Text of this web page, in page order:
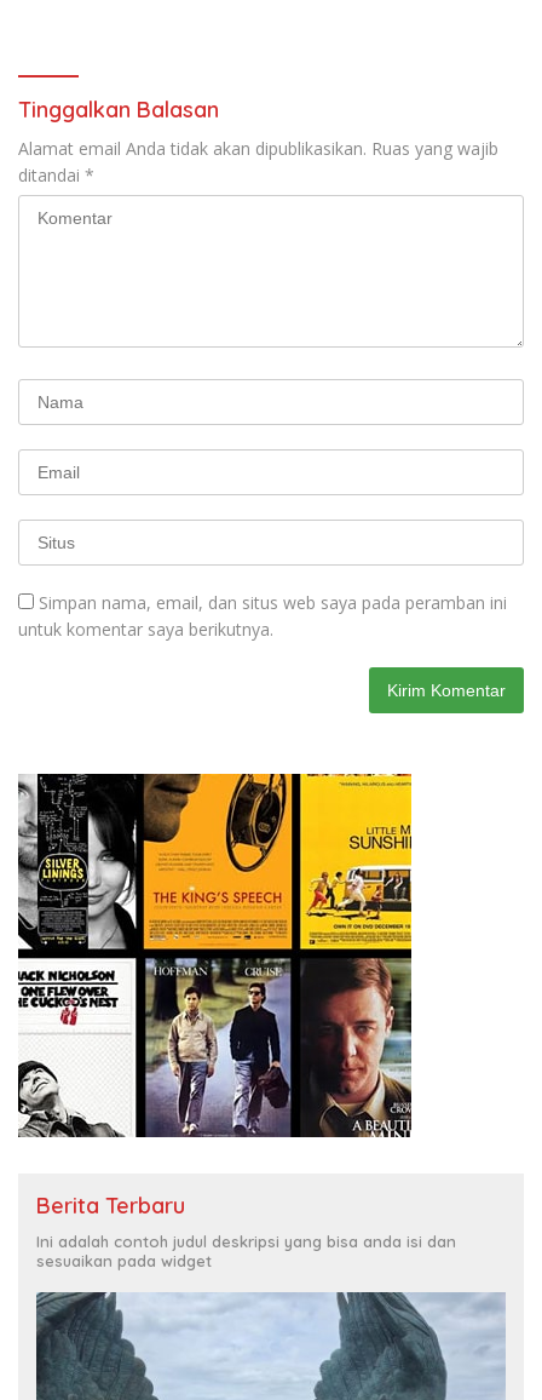
Tinggalkan Balasan
Alamat email Anda tidak akan dipublikasikan. Ruas yang wajib
ditandai *
Simpan nama, email, dan situs web saya pada peramban ini
untuk komentar saya berikutnya.
Berita Terbaru
Ini adalah contoh judul deskripsi yang bisa anda isi dan
sesuaikan pada widget